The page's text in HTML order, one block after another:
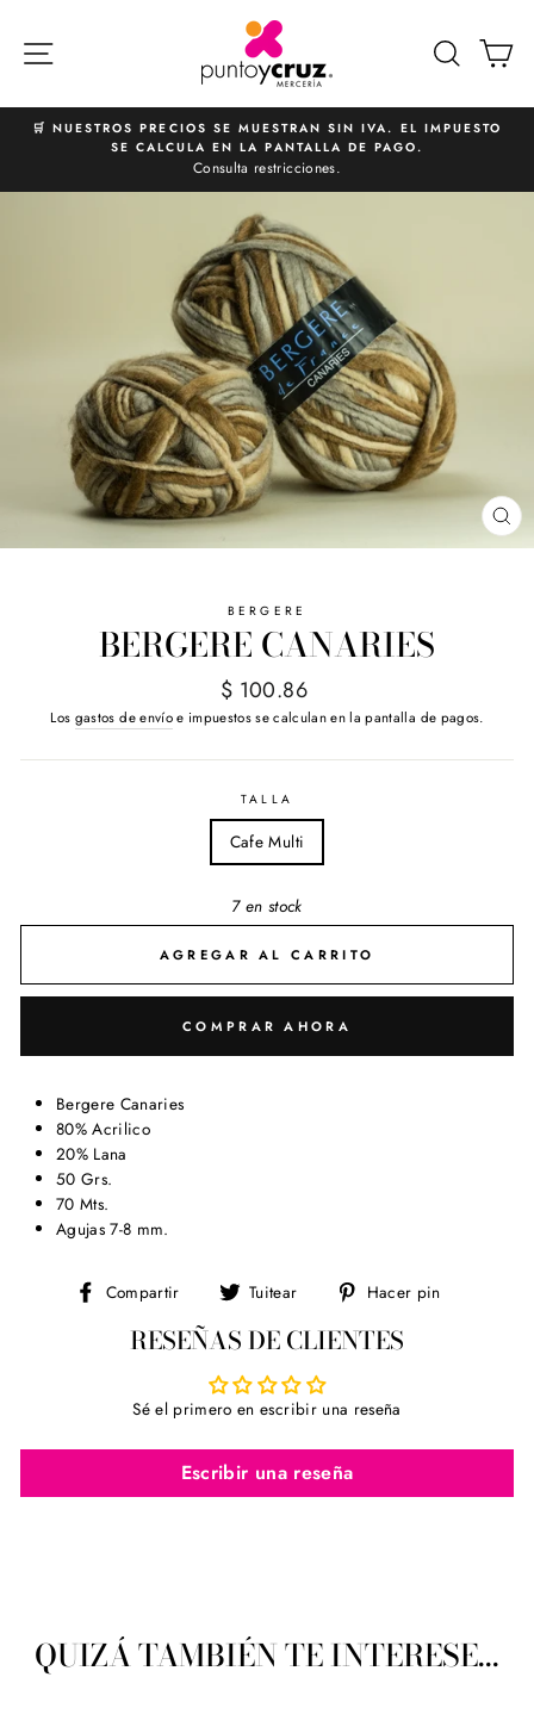
directamente
diapositivas
🛒 NUESTROS PRECIOS SE MUESTRAN SIN IVA. EL IMPUESTO
SE CALCULA EN LA PANTALLA DE PAGO.
Consulta restricciones.
BERGERE
BERGERE CANARIES
Precio
habitual
$ 100.86
Los gastos de envíoe impuestos se calculan en la pantalla de pagos.
TALLA
Cafe Multi
7 en stock
AGREGAR AL CARRITO
COMPRAR AHORA
Bergere Canaries
80% Acrilico
20% Lana
50 Grs.
70 Mts.
Agujas 7-8 mm.
Compartir
Compartir
Facebook
Tuitear
Tuitear
Twitter
Hacer pin
RESEÑAS DE CLIENTES
Sé el primero en escribir una reseña
Escribir una reseña
QUIZÁ TAMBIÉN TE INTERESE...